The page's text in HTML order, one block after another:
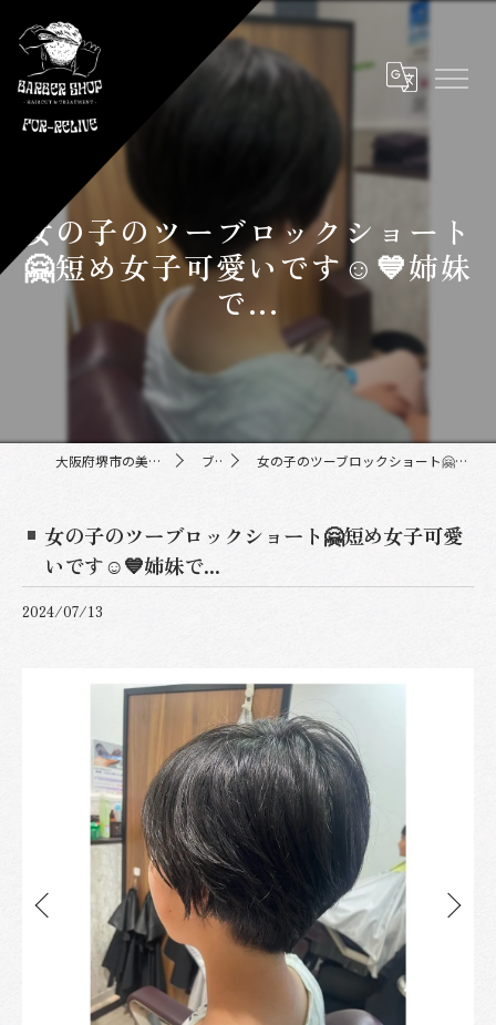
女の子のツーブロックショート
🤗短め女子可愛いです☺️💙姉妹
で...
大阪府堺市の美容室ならFor-Relive ブログ 女の子のツーブロックショート🤗短め女子可愛いです☺️💙姉妹で...
女の子のツーブロックショート🤗短め女子可愛
いです☺️💙姉妹で...
2024/07/13